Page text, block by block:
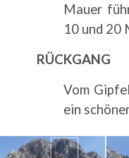
Mauer
10 und 20
RÜCKGANG
Vom
ein